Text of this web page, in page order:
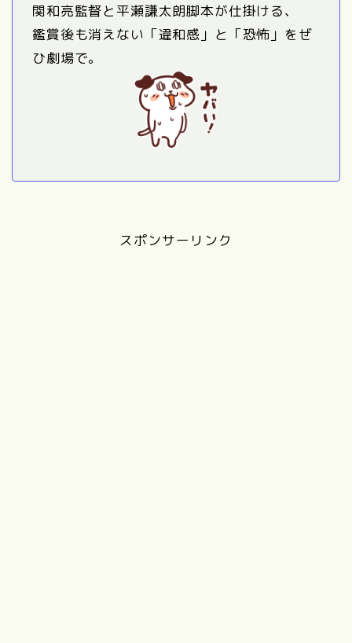
関和亮監督と平瀬謙太朗脚本が仕掛ける、
鑑賞後も消えない「違和感」と「恐怖」をぜ
ひ劇場で。
スポンサーリンク